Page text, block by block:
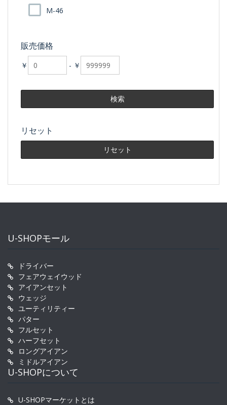
M-46
販売価格
￥ - ￥
リセット
U-SHOPモール
ドライバー
フェアウェイウッド
アイアンセット
ウェッジ
ユーティリティー
パター
フルセット
ハーフセット
ロングアイアン
ミドルアイアン
U-SHOPについて
U-SHOPマーケットとは